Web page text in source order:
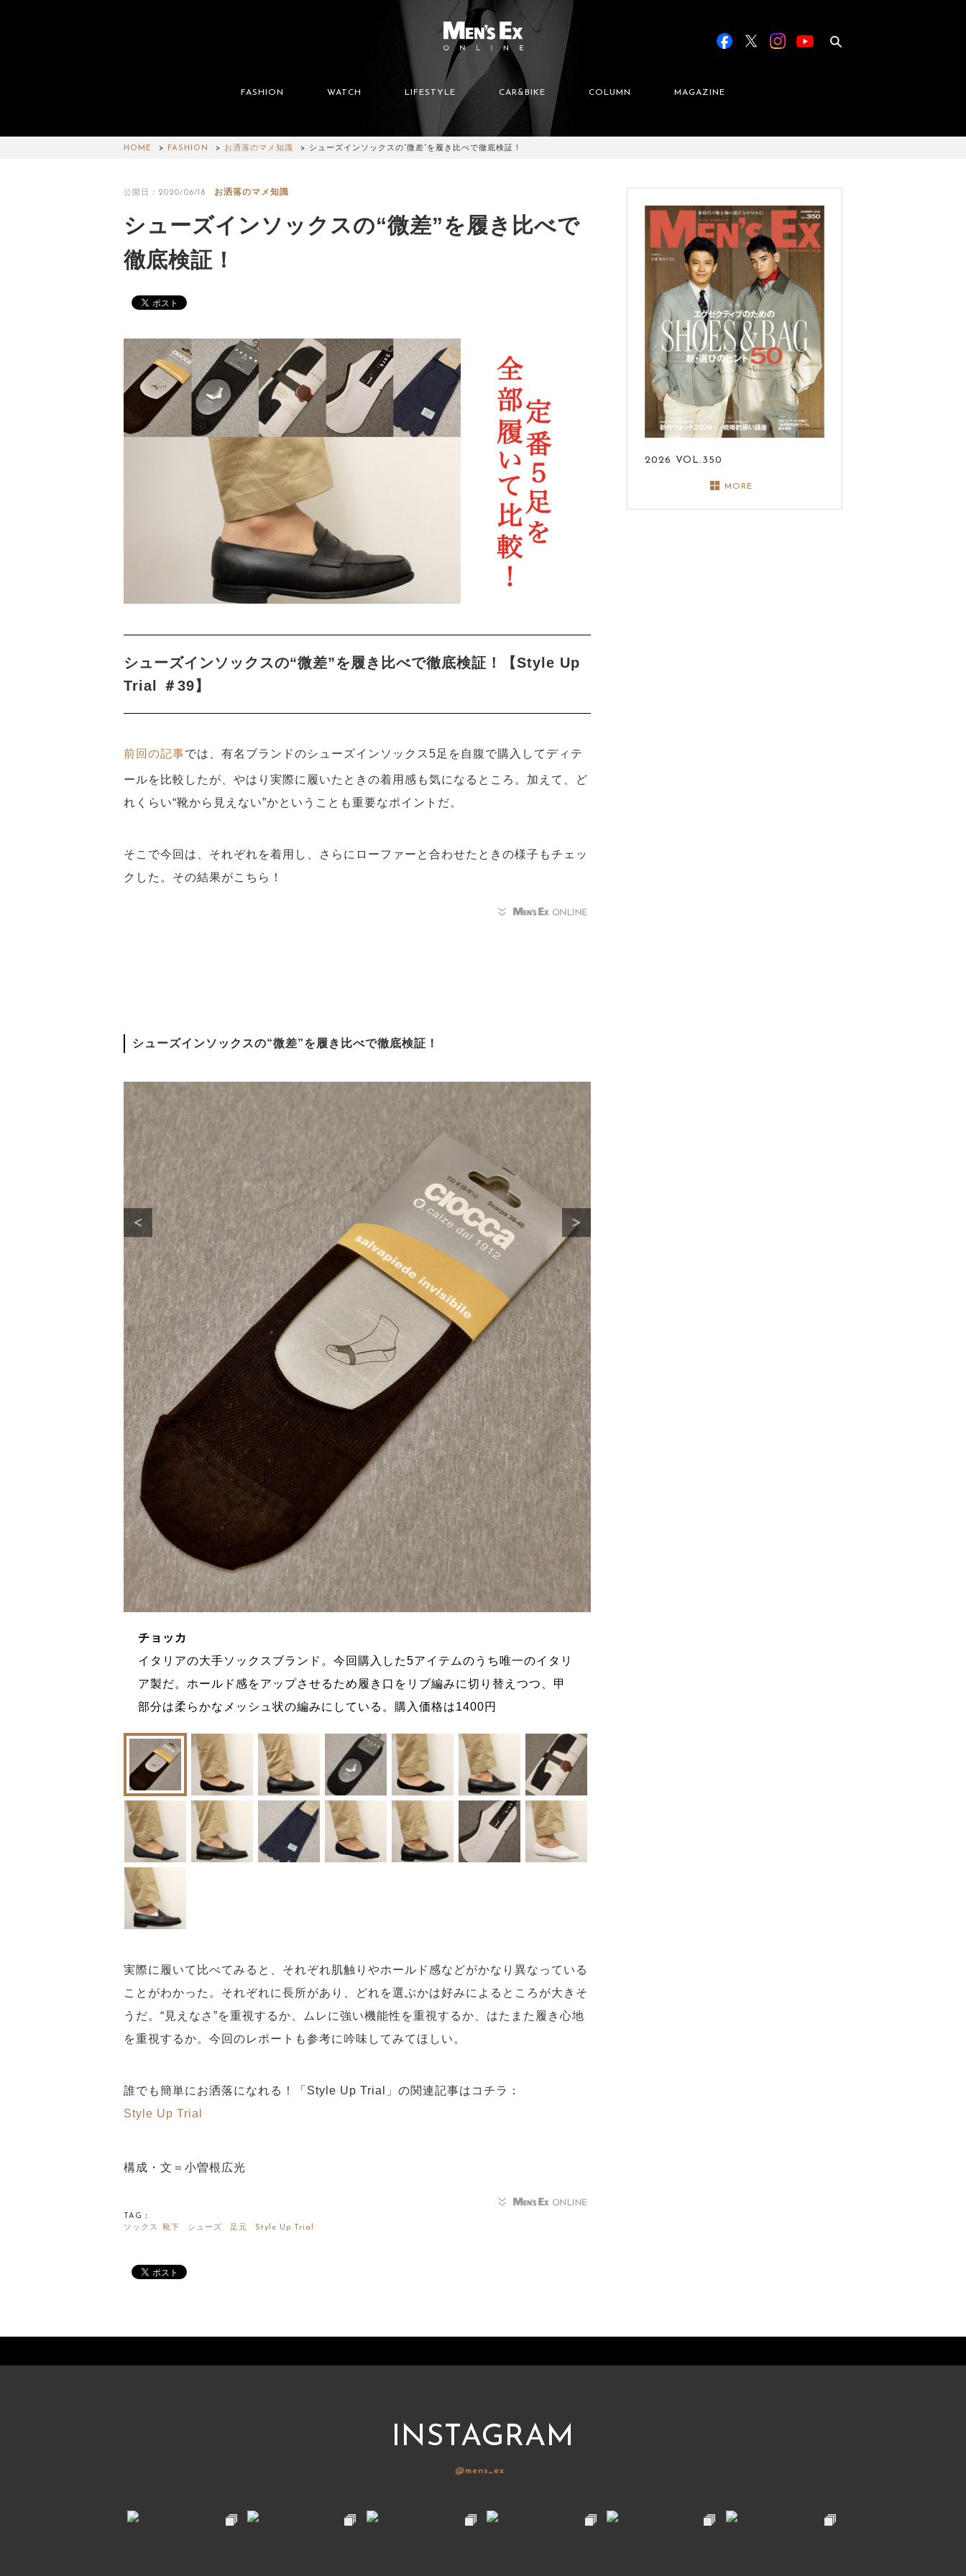
FASHION WATCH LIFESTYLE CAR&BIKE COLUMN MAGAZINE
HOME FASHION お洒落のマメ知識 シューズインソックスの“微差”を履き比べで徹底検証！
公開日：2020/06/18 お洒落のマメ知識
シューズインソックスの“微差”を履き比べで
徹底検証！
シューズインソックスの“微差”を履き比べで徹底検証！【Style Up
Trial ＃39】
前回の記事では、有名ブランドのシューズインソックス5足を自腹で購入してディテ
ールを比較したが、やはり実際に履いたときの着用感も気になるところ。加えて、ど
れくらい“靴から見えない”かということも重要なポイントだ。
そこで今回は、それぞれを着用し、さらにローファーと合わせたときの様子もチェッ
クした。その結果がこちら！
2026 VOL.350
MORE
シューズインソックスの“微差”を履き比べで徹底検証！
チョッカ
イタリアの大手ソックスブランド。今回購入した5アイテムのうち唯一のイタリ
ア製だ。ホールド感をアップさせるため履き口をリブ編みに切り替えつつ、甲
部分は柔らかなメッシュ状の編みにしている。購入価格は1400円
実際に履いて比べてみると、それぞれ肌触りやホールド感などがかなり異なっている
ことがわかった。それぞれに長所があり、どれを選ぶかは好みによるところが大きそ
うだ。“見えなさ”を重視するか、ムレに強い機能性を重視するか、はたまた履き心地
を重視するか。今回のレポートも参考に吟味してみてほしい。
誰でも簡単にお洒落になれる！「Style Up Trial」の関連記事はコチラ：
Style Up Trial
構成・文＝小曽根広光
TAG：
ソックス
靴下 シューズ 足元 Style Up Trial
INSTAGRAM
@mens_ex